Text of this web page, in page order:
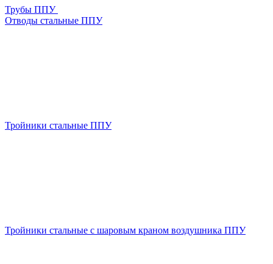
Трубы ППУ
Отводы стальные ППУ
Тройники стальные ППУ
Тройники стальные с шаровым краном воздушника ППУ